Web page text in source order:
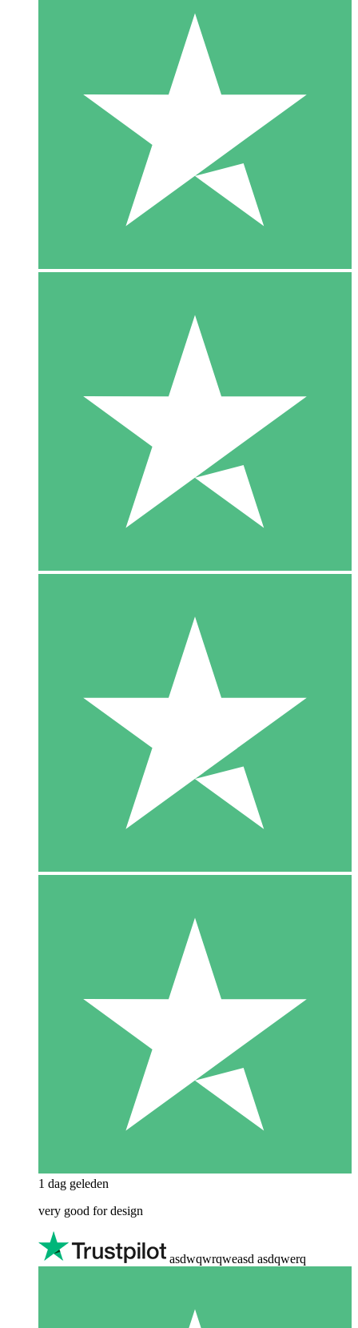
1 dag geleden
very good for design
asdwqwrqweasd asdqwerq